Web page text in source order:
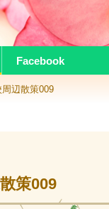
Facebook
辺散策009
策009